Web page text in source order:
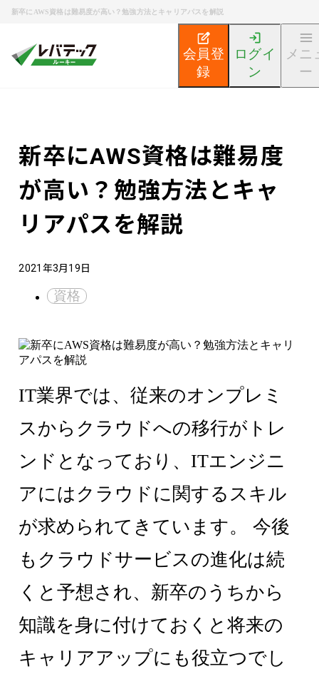
新卒にAWS資格は難易度が高い？勉強方法とキャリアパスを解説
会員登
録
ログイ
ン
メニ
ー
エンジニア就活ノウハウ記事
新卒にAWS資格は難易度
が高い？勉強方法とキャ
リアパスを解説
2021年3月19日
資格
IT業界では、従来のオンプレミ
スからクラウドへの移行がトレ
ンドとなっており、ITエンジニ
アにはクラウドに関するスキル
が求められてきています。 今後
もクラウドサービスの進化は続
くと予想され、新卒のうちから
知識を身に付けておくと将来の
キャリアアップにも役立つでし